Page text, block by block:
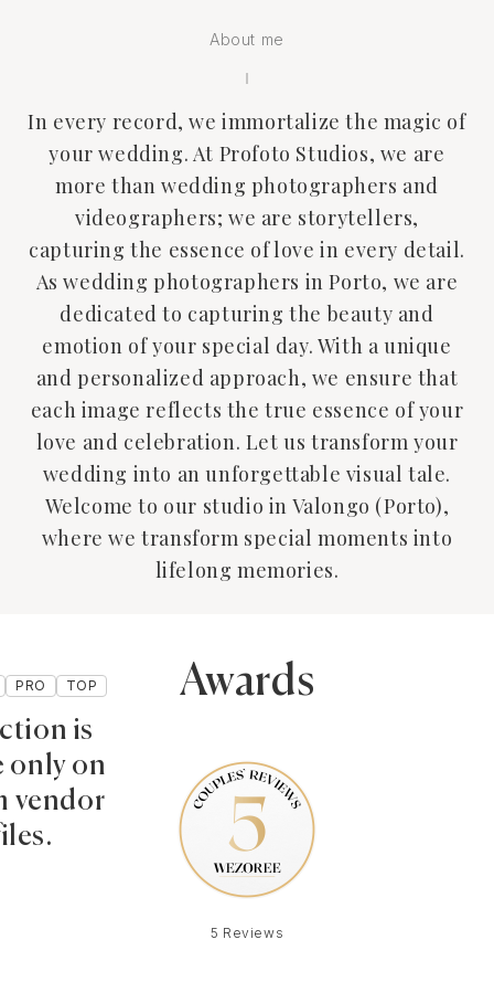
About me
In every record, we immortalize the magic of
your wedding. At Profoto Studios, we are
more than wedding photographers and
videographers; we are storytellers,
capturing the essence of love in every detail.
As wedding photographers in Porto, we are
dedicated to capturing the beauty and
emotion of your special day. With a unique
and personalized approach, we ensure that
each image reflects the true essence of your
love and celebration. Let us transform your
wedding into an unforgettable visual tale.
Welcome to our studio in Valongo (Porto),
where we transform special moments into
lifelong memories.
PRO TOP
is
only on
vendor
Awards
5 Reviews